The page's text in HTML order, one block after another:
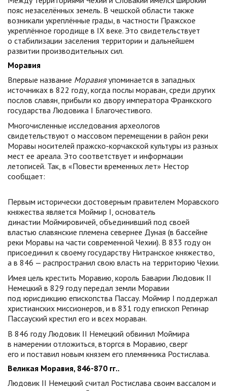
пояс незаселённых земель. В чешской области также
возникали укреплённые грады, в частности Пражское
укреплённое городище в IX веке. Это свидетельствует
о стабилизации заселения территории и дальнейшем
развитии производительных сил.
Моравия
Впервые название Моравияупоминается в западных
источниках в 822 году, когда послы мораван, среди других
послов славян, прибыли ко двору императора Франкского
государства Людовика I Благочестивого.
Многочисленные исследования археологов
свидетельствуют о массовом перемещении в район реки
Моравы носителей пражско-корчакской культуры из разных
мест ее ареала. Это соответствует и информации
летописей. Так, в «Повести временных лет» Нестор
сообщает:
Первым исторически достоверным правителем Моравского
княжества является Моймир I, основатель
династии Моймировичей, объединивший под своей
властью славянские племена севернее Дуная (в бассейне
реки Моравы на части современной Чехии). В 833 году он
присоединил к своему государству Нитранское княжество,
а в 846 — распространил свою власть на территорию Чехии.
Имея цель крестить Моравию, король Баварии Людовик II
Немецкий в 829 году передал земли Моравии
под юрисдикцию епископства Пассау. Моймир I поддержал
христианских миссионеров, и в 831 году епископ Регинар
Пассауский крестил его и всех мораван.
В 846 году Людовик II Немецкий обвинил Моймира
в намерении отложиться, вторгся в Моравию, сверг
его и поставил новым князем его племянника Ростислава.
Великая Моравия, 846-870 гг..
Людовик II Немецкий считал Ростислава своим вассалом и